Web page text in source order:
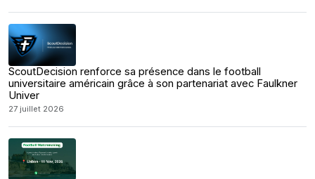
ScoutDecision renforce sa présence dans le football
universitaire américain grâce à son partenariat avec Faulkner
Univer
27 juillet 2026